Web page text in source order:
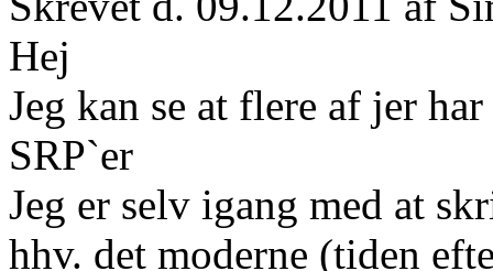
Hej
Jeg kan se at flere af jer
SRP`er
Jeg er selv igang med at
hhv. det moderne (tiden